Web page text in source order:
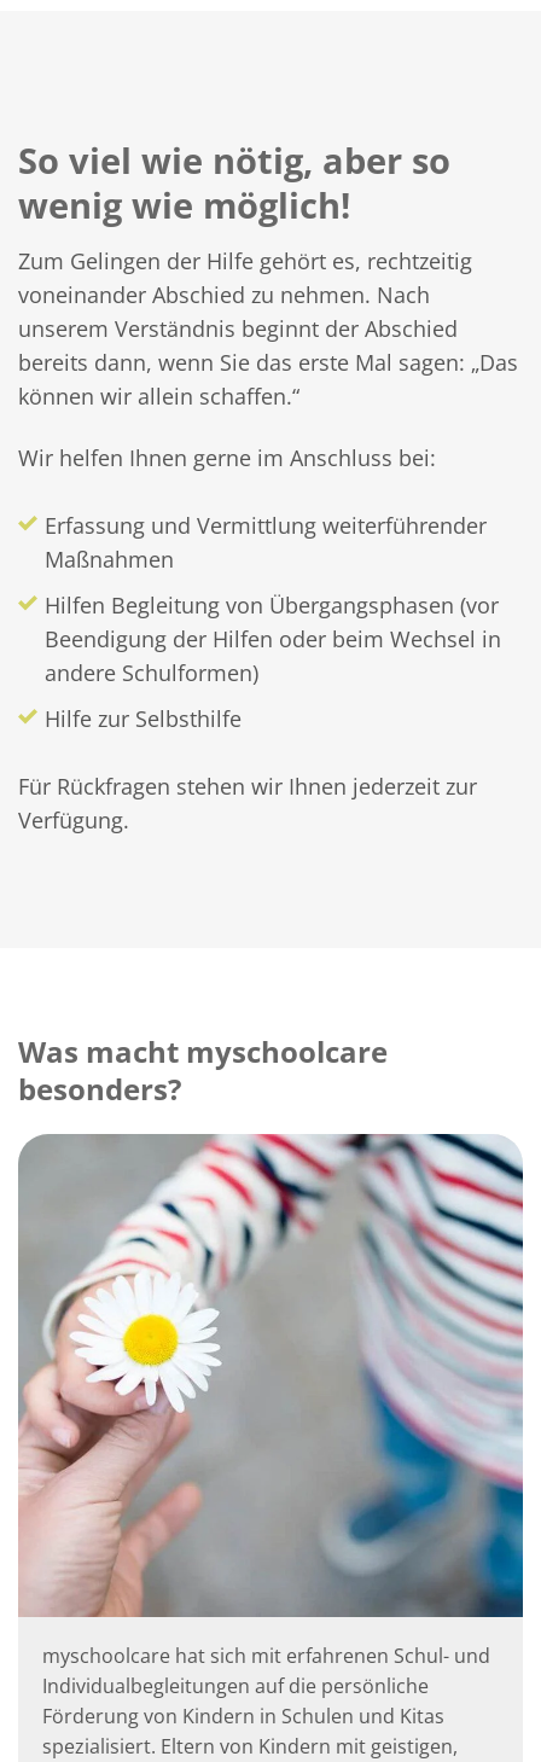
So viel wie nötig, aber so
wenig wie möglich!
Zum Gelingen der Hilfe gehört es, rechtzeitig
voneinander Abschied zu nehmen. Nach
unserem Verständnis beginnt der Abschied
bereits dann, wenn Sie das erste Mal sagen: „Das
können wir allein schaffen.“
Wir helfen Ihnen gerne im Anschluss bei:
Erfassung und Vermittlung weiterführender
Maßnahmen
Hilfen Begleitung von Übergangsphasen (vor
Beendigung der Hilfen oder beim Wechsel in
andere Schulformen)
Hilfe zur Selbsthilfe
Für Rückfragen stehen wir Ihnen jederzeit zur
Verfügung.
Was macht myschoolcare
besonders?
myschoolcare hat sich mit erfahrenen Schul- und
Individualbegleitungen auf die persönliche
Förderung von Kindern in Schulen und Kitas
spezialisiert. Eltern von Kindern mit geistigen,